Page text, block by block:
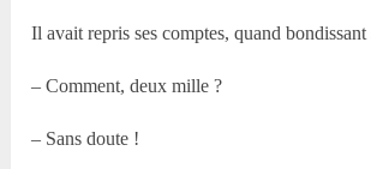
Il avait repris ses comptes, quand bondissant
– Comment, deux mille ?
– Sans doute !